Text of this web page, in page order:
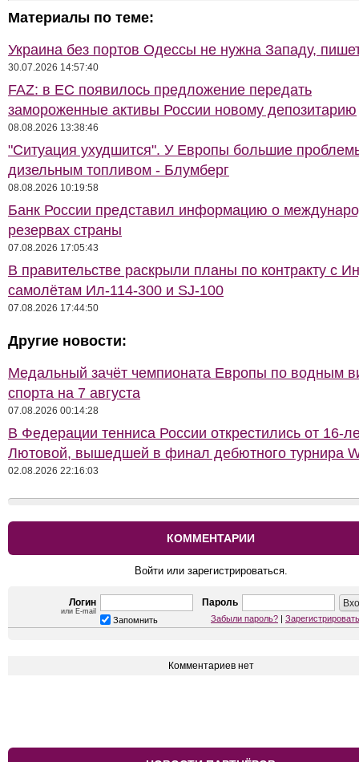
Материалы по теме:
Украина без портов Одессы не нужна Западу,
30.07.2026 14:57:40
FAZ: в ЕС появилось предложение передать
замороженные активы России новому депозитарию
08.08.2026 13:38:46
"Ситуация ухудшится". У Европы большие
дизельным топливом - Блумберг
08.08.2026 10:19:58
Банк России представил информацию о
резервах страны
07.08.2026 17:05:43
В правительстве раскрыли планы по контракту с
самолётам Ил-114-300 и SJ-100
07.08.2026 17:44:50
Другие новости:
Медальный зачёт чемпионата Европы по водным
спорта на 7 августа
07.08.2026 00:14:28
В Федерации тенниса России открестились от 16-
Лютовой, вышедшей в финал дебютного турнира
02.08.2026 22:16:03
КОММЕНТАРИИ
Войти или зарегистрироваться.
Логин
или E-mail
Пароль
Запомнить Забыли пароль? |
Комментариев нет